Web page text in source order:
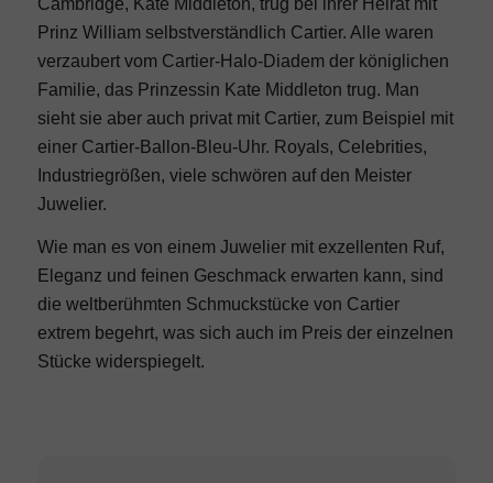
Prinz William selbstverständlich Cartier. Alle waren
verzaubert vom Cartier-Halo-Diadem der königlichen
Familie, das Prinzessin Kate Middleton trug. Man
sieht sie aber auch privat mit Cartier, zum Beispiel mit
einer Cartier-Ballon-Bleu-Uhr. Royals, Celebrities,
Industriegrößen, viele schwören auf den Meister
Juwelier.
Wie man es von einem Juwelier mit exzellenten Ruf,
Eleganz und feinen Geschmack erwarten kann, sind
die weltberühmten Schmuckstücke von Cartier
extrem begehrt, was sich auch im Preis der einzelnen
Stücke widerspiegelt.